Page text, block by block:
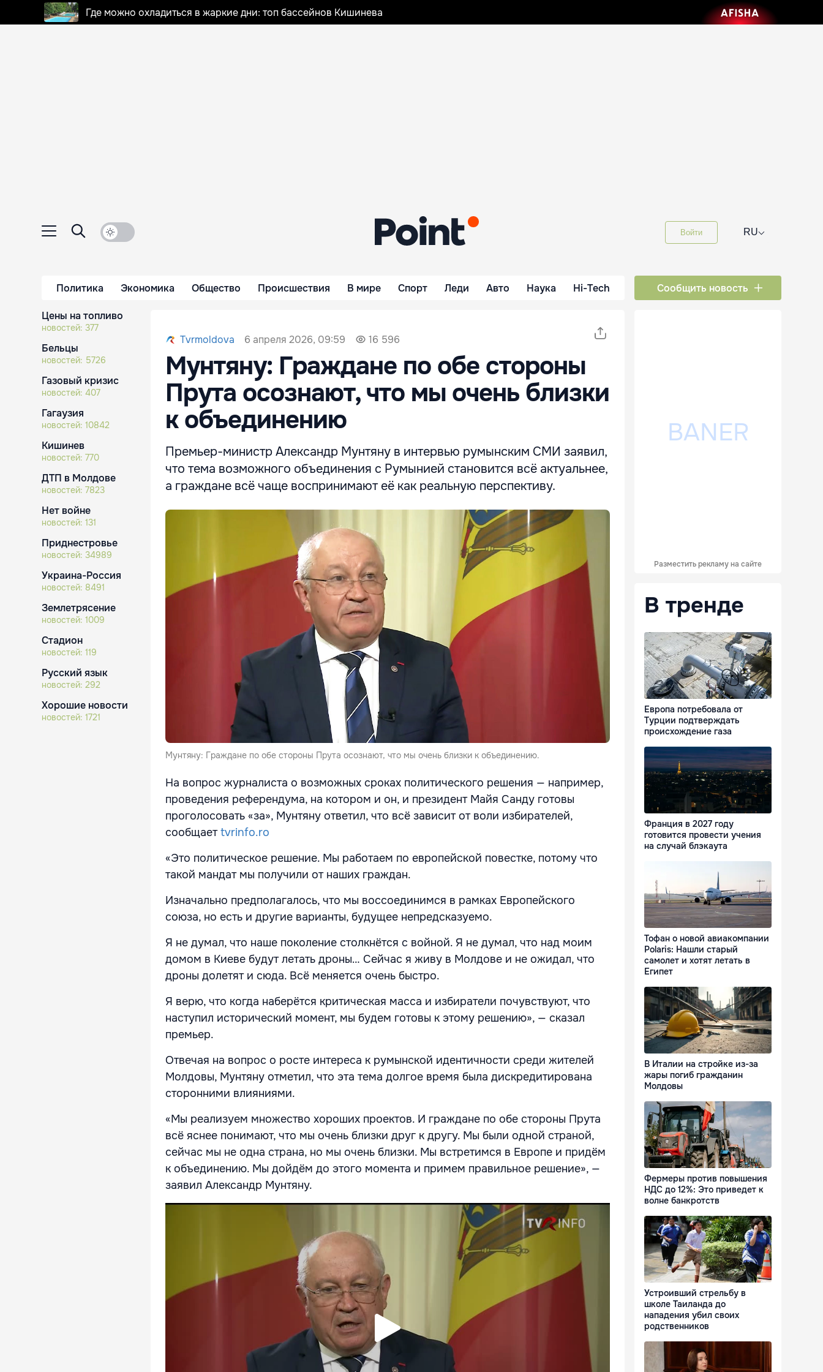
Где можно охладиться в жаркие дни: топ бассейнов Кишинева
Войти RU⌵
Политика Экономика Общество Происшествия В мире Спорт Леди Авто Наука Hi-Tech Сообщить новость
Цены на топливо
новостей: 377
Бельцы
новостей: 5726
Газовый кризис
новостей: 407
Гагаузия
новостей: 10842
Кишинев
новостей: 770
ДТП в Молдове
новостей: 7823
Нет войне
новостей: 131
Приднестровье
новостей: 34989
Украина-Россия
новостей: 8491
Землетрясение
новостей: 1009
Стадион
новостей: 119
Русский язык
новостей: 292
Хорошие новости
новостей: 1721
Tvrmoldova 6 апреля 2026, 09:59 16 596
Мунтяну: Граждане по обе стороны
Прута осознают, что мы очень близки
к объединению
Премьер-министр Александр Мунтяну в интервью румынским СМИ заявил,
что тема возможного объединения с Румынией становится всё актуальнее,
а граждане всё чаще воспринимают её как реальную перспективу.
Мунтяну: Граждане по обе стороны Прута осознают, что мы очень близки к объединению.
На вопрос журналиста о возможных сроках политического решения — например,
проведения референдума, на котором и он, и президент Майя Санду готовы
проголосовать «за», Мунтяну ответил, что всё зависит от воли избирателей,
сообщаетtvrinfo.ro
«Это политическое решение. Мы работаем по европейской повестке, потому что
такой мандат мы получили от наших граждан.
Изначально предполагалось, что мы воссоединимся в рамках Европейского
союза, но есть и другие варианты, будущее непредсказуемо.
Я не думал, что наше поколение столкнётся с войной. Я не думал, что над моим
домом в Киеве будут летать дроны… Сейчас я живу в Молдове и не ожидал, что
дроны долетят и сюда. Всё меняется очень быстро.
Я верю, что когда наберётся критическая масса и избиратели почувствуют, что
наступил исторический момент, мы будем готовы к этому решению», — сказал
премьер.
Отвечая на вопрос о росте интереса к румынской идентичности среди жителей
Молдовы, Мунтяну отметил, что эта тема долгое время была дискредитирована
сторонними влияниями.
«Мы реализуем множество хороших проектов. И граждане по обе стороны Прута
всё яснее понимают, что мы очень близки друг к другу. Мы были одной страной,
сейчас мы не одна страна, но мы очень близки. Мы встретимся в Европе и придём
к объединению. Мы дойдём до этого момента и примем правильное решение», —
заявил Александр Мунтяну.
Разместить рекламу на сайте
В тренде
Европа потребовала от
Турции подтверждать
происхождение газа
Франция в 2027 году
готовится провести учения
на случай блэкаута
Тофан о новой авиакомпании
Polaris: Нашли старый
самолет и хотят летать в
Египет
В Италии на стройке из-за
жары погиб гражданин
Молдовы
Фермеры против повышения
НДС до 12%: Это приведет к
волне банкротств
Устроивший стрельбу в
школе Таиланда до
нападения убил своих
родственников